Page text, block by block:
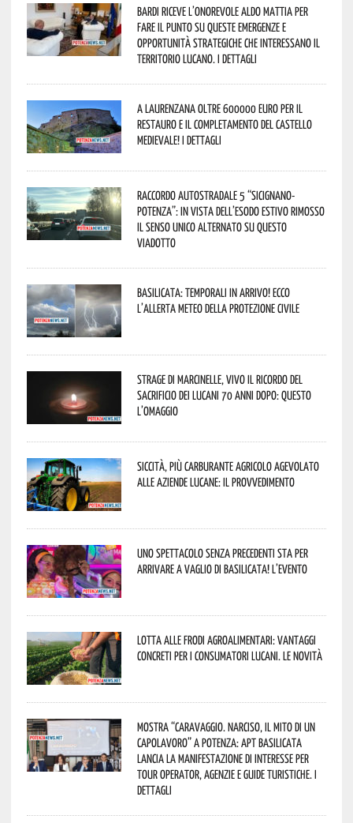
Bardi riceve l’onorevole Aldo Mattia per
fare il punto su queste emergenze e
opportunità strategiche che interessano il
territorio lucano. I dettagli
A Laurenzana oltre 600000 euro per il
restauro e il completamento del Castello
Medievale! I dettagli
Raccordo Autostradale 5 “Sicignano-
Potenza”: in vista dell’esodo estivo rimosso
il senso unico alternato su questo
viadotto
Basilicata: temporali in arrivo! Ecco
l’allerta meteo della Protezione civile
Strage di Marcinelle, vivo il ricordo del
sacrificio dei lucani 70 anni dopo: questo
l’omaggio
Siccità, più carburante agricolo agevolato
alle aziende lucane: il provvedimento
Uno spettacolo senza precedenti sta per
arrivare a Vaglio di Basilicata! L’evento
Lotta alle frodi agroalimentari: vantaggi
concreti per i consumatori lucani. Le novità
Mostra “Caravaggio. Narciso, il mito di un
capolavoro” a Potenza: APT Basilicata
lancia la manifestazione di interesse per
Tour Operator, Agenzie e Guide Turistiche. I
dettagli